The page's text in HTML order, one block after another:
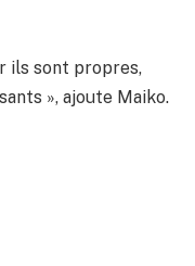
ils sont propres,
», ajoute Maiko.